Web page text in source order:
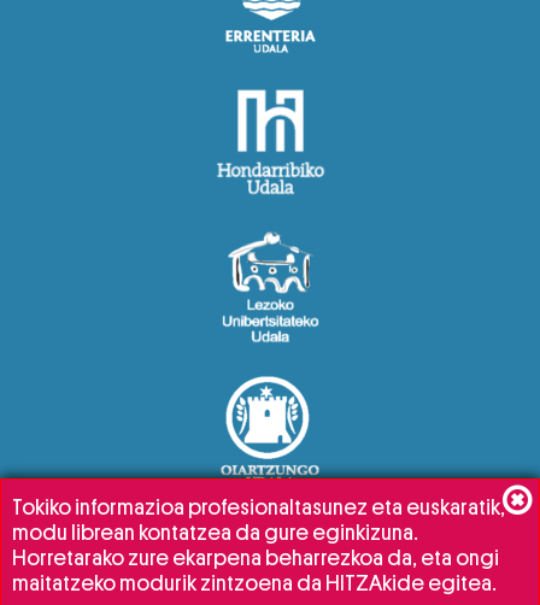
Tokiko informazioa profesionaltasunez eta euskaratik,
modu librean kontatzea da gure eginkizuna.
Horretarako zure ekarpena beharrezkoa da, eta ongi
maitatzeko modurik zintzoena da HITZAkide egitea.